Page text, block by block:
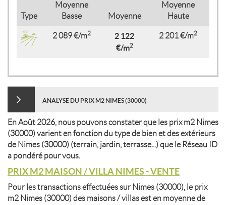
Type
Moyenne
Basse
Moyenne
Moyenne
Haute
2 089 €/m2
2 122
€/m2
2 201 €/m2
ANALYSE DU PRIX M2 NIMES (30000)
En Août 2026, nous pouvons constater que les prix m2 Nimes
(30000) varient en fonction du type de bien et des extérieurs
de Nimes (30000) (terrain, jardin, terrasse...) que le Réseau ID
a pondéré pour vous.
PRIX M2 MAISON / VILLA NIMES - VENTE
Pour les transactions effectuées sur Nimes (30000), le prix
m2 Nimes (30000) des maisons / villas est en moyenne de